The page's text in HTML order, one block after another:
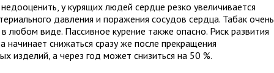
у курящих людей сердце резко увеличивается
давления и поражения сосудов сердца. Табак очень
любом виде. Пассивное курение также опасно. Риск развития
начинает снижаться сразу же после прекращения
изделий, а через год может снизиться на 50 %.